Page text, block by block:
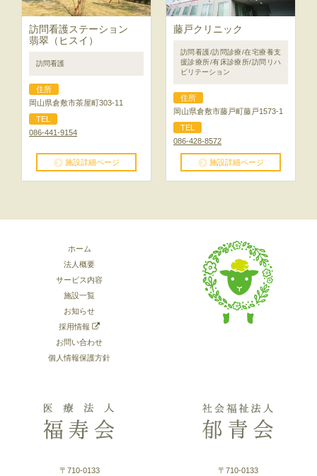
訪問看護ステーション
翡翠（ヒスイ）
訪問看護
住所
岡山県倉敷市茶屋町303-11
TEL
086-441-9154
施設詳細ページ
藤戸クリニック
訪問看護/訪問診療/在宅療養支
援診療所/有床診療所/訪問リハ
ビリテーション
住所
岡山県倉敷市藤戸町藤戸1573-1
TEL
086-428-8572
施設詳細ページ
ホーム
法人概要
サービス内容
施設一覧
お知らせ
採用情報
お問い合わせ
個人情報保護方針
〒710-0133 〒710-0133